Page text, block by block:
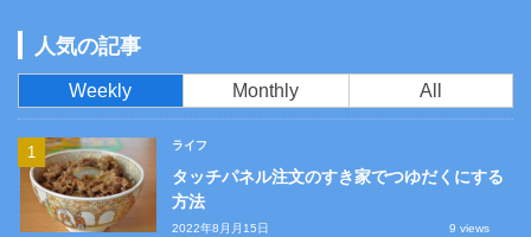
人気の記事
Weekly Monthly All
ライフ
タッチパネル注文のすき家でつゆだくにする
方法
2022年8月月15日 9 views